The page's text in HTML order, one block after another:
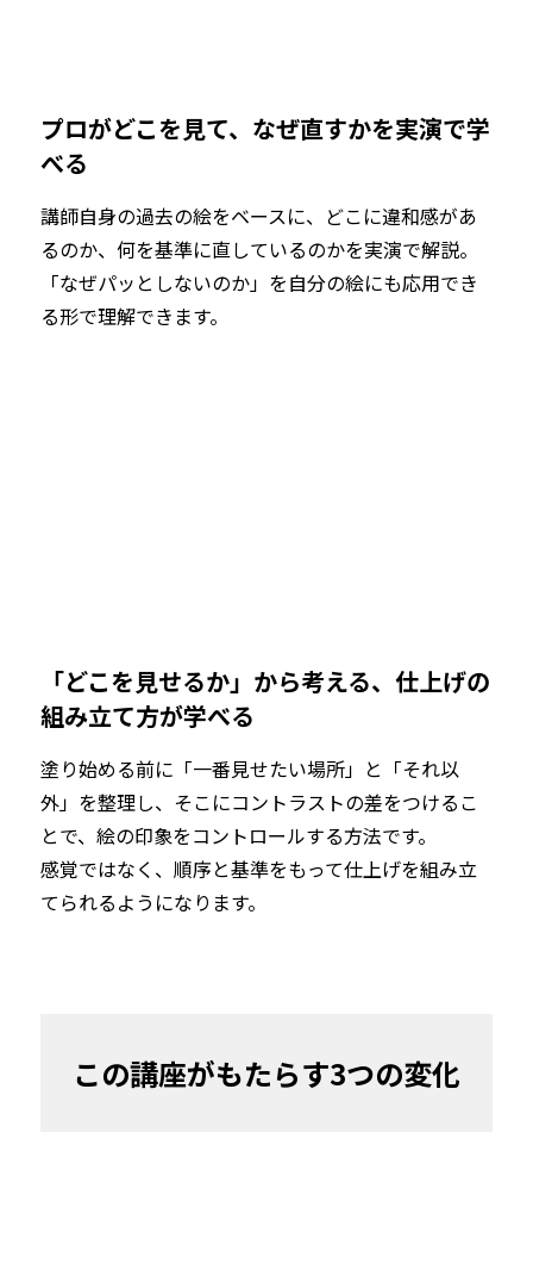
プロがどこを見て、なぜ直すかを実演で学
べる
講師自身の過去の絵をベースに、どこに違和感があ
るのか、何を基準に直しているのかを実演で解説。
「なぜパッとしないのか」を自分の絵にも応用でき
る形で理解できます。
「どこを見せるか」から考える、仕上げの
組み立て方が学べる
塗り始める前に「一番見せたい場所」と「それ以
外」を整理し、そこにコントラストの差をつけるこ
とで、絵の印象をコントロールする方法です。
感覚ではなく、順序と基準をもって仕上げを組み立
てられるようになります。
この講座がもたらす3つの変化